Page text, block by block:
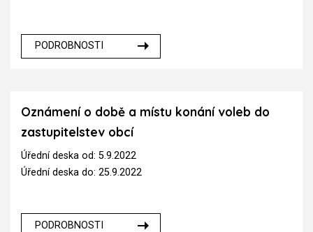
PODROBNOSTI
Oznámení o době a místu konání voleb do
zastupitelstev obcí
Úřední deska od: 5.9.2022
Úřední deska do: 25.9.2022
PODROBNOSTI